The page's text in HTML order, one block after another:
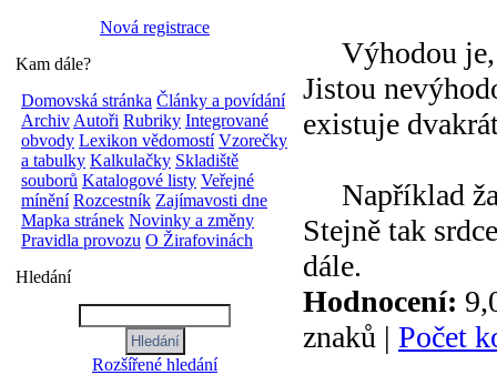
Nová registrace
Kam dále?
Domovská stránka Články a povídání
Archiv Autoři Rubriky Integrované
obvody Lexikon vědomostí Vzorečky
a tabulky Kalkulačky Skladiště
souborů Katalogové listy Veřejné
mínění Rozcestník Zajímavosti dne
Mapka stránek Novinky a změny
Pravidla provozu O Žirafovinách
Hledání
Rozšířené hledání
Výhodou je,
Jistou
existuje
Například
Stejně tak
dále.
Hodnocení:
znaků | Počet